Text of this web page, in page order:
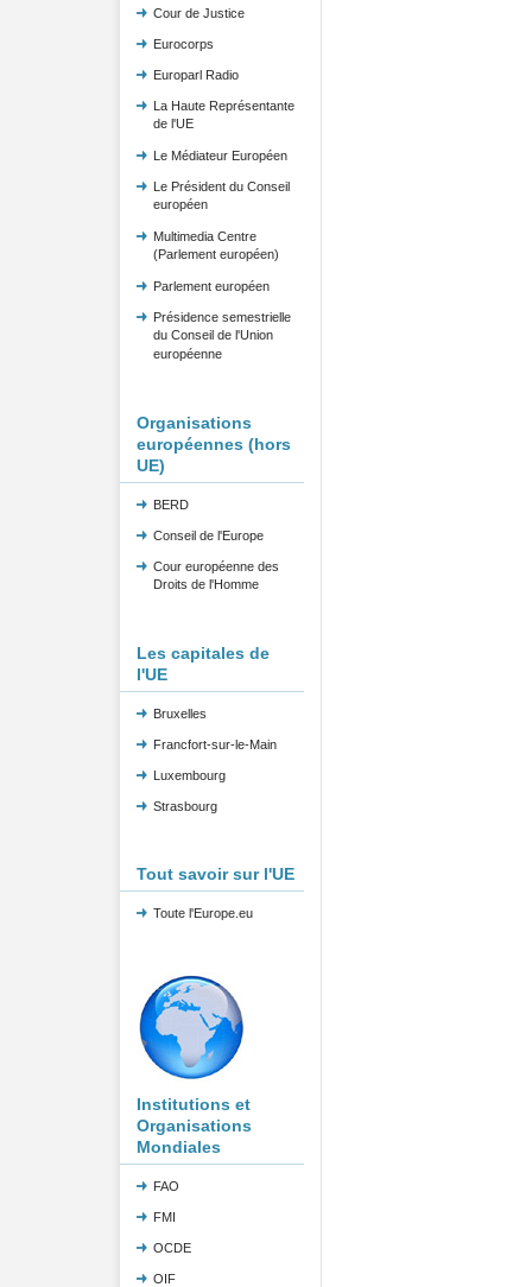
Cour de Justice
Eurocorps
Europarl Radio
La Haute Représentante
de l'UE
Le Médiateur Européen
Le Président du Conseil
européen
Multimedia Centre
(Parlement européen)
Parlement européen
Présidence semestrielle
du Conseil de l'Union
européenne
Organisations
européennes (hors
UE)
BERD
Conseil de l'Europe
Cour européenne des
Droits de l'Homme
Les capitales de
l'UE
Bruxelles
Francfort-sur-le-Main
Luxembourg
Strasbourg
Tout savoir sur l'UE
Toute l'Europe.eu
Institutions et
Organisations
Mondiales
FAO
FMI
OCDE
OIF